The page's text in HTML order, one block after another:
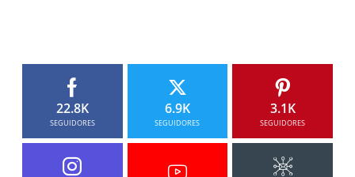
22.8K
SEGUIDORES
6.9K
SEGUIDORES
3.1K
SEGUIDORES